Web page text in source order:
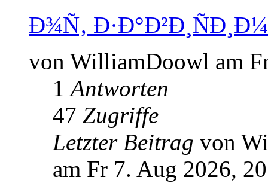
Ð¾Ñ‚
von WilliamDoowl am
1Antworten
47 Zugriffe
Letzter Beitrag von
am Fr 7. Aug 2026,